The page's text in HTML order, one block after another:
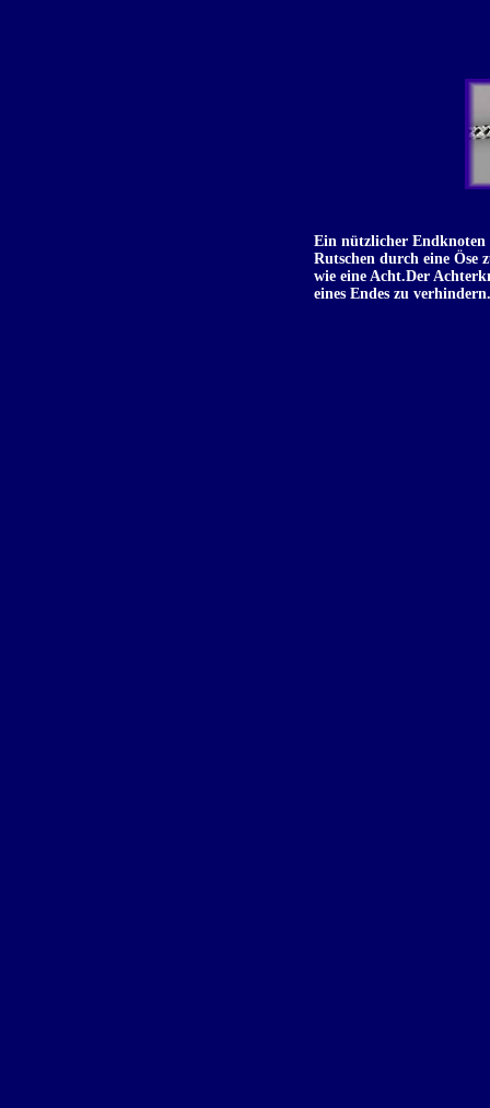
Ein nützlicher Endknoten
Rutschen durch eine Öse
wie eine Acht.Der
eines Endes zu verhindern.